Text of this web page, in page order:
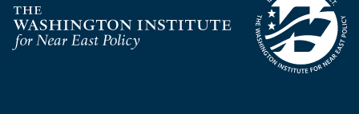
Homepage